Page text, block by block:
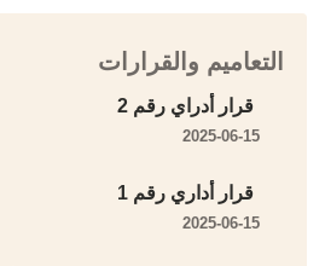
التعاميم والقرارات
قرار أدراي رقم 2
2025-06-15
قرار أداري رقم 1
2025-06-15